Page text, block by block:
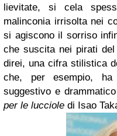
lievitate, si cela
malinconia irrisolta nei
si agiscono il sorriso
che suscita nei pirati
direi, una cifra stilistica
che, per esempio,
suggestivo e
per le lucciole di Isao